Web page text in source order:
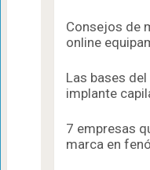
Consejos de
online
Las bases
implante
7 empresas
marca en